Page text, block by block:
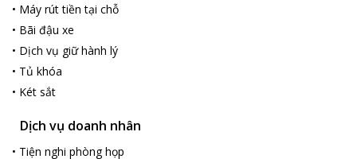
• Máy rút tiền tại chỗ
• Bãi đậu xe
• Dịch vụ giữ hành lý
• Tủ khóa
• Két sắt
Dịch vụ doanh nhân
• Tiện nghi phòng họp